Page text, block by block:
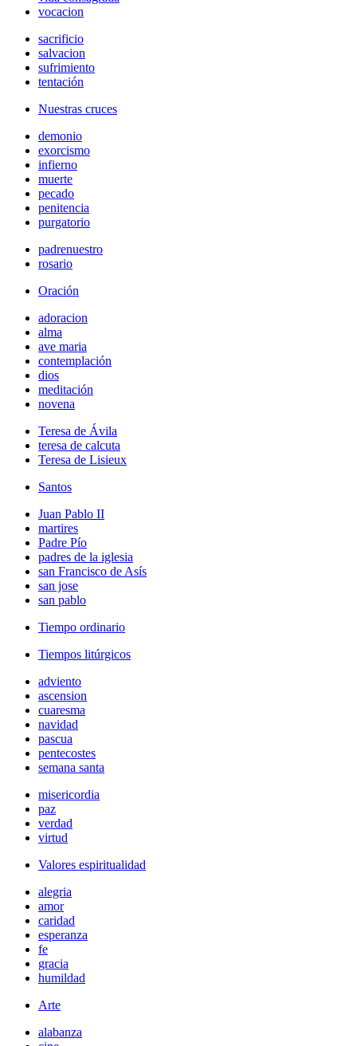
vocacion
sacrificio
salvacion
sufrimiento
tentación
Nuestras cruces
demonio
exorcismo
infierno
muerte
pecado
penitencia
purgatorio
padrenuestro
rosario
Oración
adoracion
alma
ave maria
contemplación
dios
meditación
novena
Teresa de Ávila
teresa de calcuta
Teresa de Lisieux
Santos
Juan Pablo II
martires
Padre Pío
padres de la iglesia
san Francisco de Asís
san jose
san pablo
Tiempo ordinario
Tiempos litúrgicos
adviento
ascension
cuaresma
navidad
pascua
pentecostes
semana santa
misericordia
paz
verdad
virtud
Valores espiritualidad
alegria
amor
caridad
esperanza
fe
gracia
humildad
Arte
alabanza